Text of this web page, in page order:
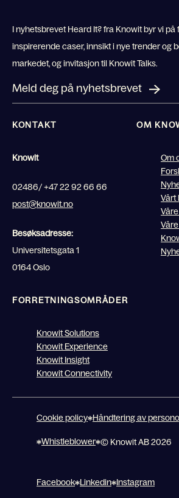
I nyhetsbrevet Heard It? fra Knowit byr vi på
inspirerende caser, innsikt i nye trender og
markedet, og invitasjon til Knowit Talks.
Meld deg på nyhetsbrevet
KONTAKT
Knowit
02486/ +47 22 92 66 66
post@knowit.no
Besøksadresse:
Universitetsgata 1
0164 Oslo
OM
Om
Vårt
FORRETNINGSOMRÅDER
Knowit Solutions
Knowit Experience
Knowit Insight
Knowit Connectivity
Cookie policy Håndtering av
Whistleblower © Knowit AB 2026
Facebook Linkedin Instagram